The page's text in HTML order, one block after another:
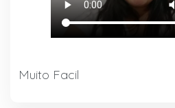
Muito Facil